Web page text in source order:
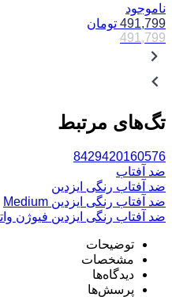
ناموجود
491,799 تومان
491,799
تگ‌های مرتبط
8429420160576
ضد آفتاب
ضد آفتاب رنگی ایزدین
ضد آفتاب رنگی ایزدین Medium
ضد آفتاب رنگی ایزدین فیوژن
توضیحات
مشخصات
دیدگاه‌ها
پرسش‌ها